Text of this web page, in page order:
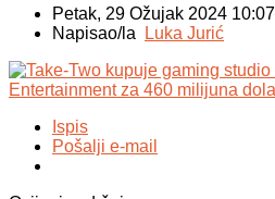
Petak, 29 Ožujak 2024 10:07
Napisao/la Luka Jurić
Ispis
Pošalji e-mail